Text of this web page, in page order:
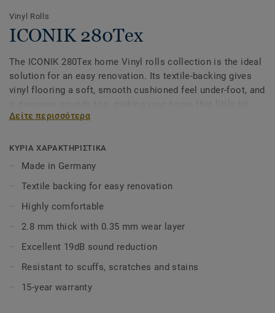
Vinyl Rolls
ICONIK 280Tex
The ICONIK 280Tex home Vinyl rolls collection is the ideal
solution for an easy renovation. Its textile-backing gives
vinyl flooring a soft, smooth cushioned feel under-foot, and
quieter. The extra textile layer offers another benefit:
the surface beneath it, so you won’t need to prepare the
subfloor before laying textile backed vinyl.
This collection offers an abundance of colours, patterns
and textures to enhance your home, replicating the beauty
of mineral, ceramic or even hardwood designs.
With our Extreme Protection surface treatment your floor
Δείτε περισσότερα
ΚΥΡΙΑ ΧΑΡΑΚΤΗΡΙΣΤΙΚΑ
Made in Germany
Textile backing for easy renovation
Highly comfortable
2.8 mm thick with 0.35 mm wear layer
Excellent 19dB sound reduction
Resistant to scuffs, scratches and stains
15-year warranty